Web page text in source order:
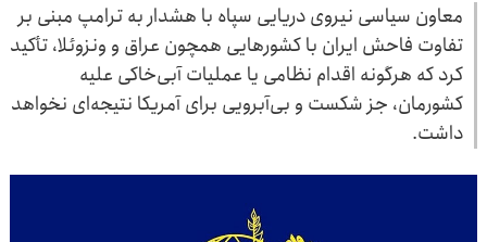
معاون سیاسی نیروی دریایی سپاه با هشدار به ترامپ مبنی بر
تفاوت فاحش ایران با کشورهایی همچون عراق و ونزوئلا، تأکید
کرد که هرگونه اقدام نظامی یا عملیات آبی‌خاکی علیه
کشورمان، جز شکست و بی‌آبرویی برای آمریکا نتیجه‌ای نخواهد
داشت.